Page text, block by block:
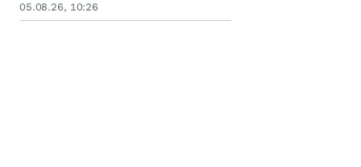
05.08.26, 10:26